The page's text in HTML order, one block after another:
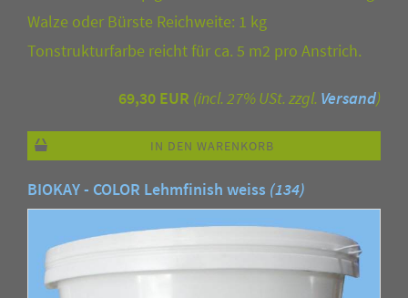
Walze oder Bürste Reichweite: 1 kg
Tonstrukturfarbe reicht für ca. 5 m2 pro Anstrich.
69,30 EUR (incl. 27% USt. zzgl. Versand)
IN DEN WARENKORB
BIOKAY - COLOR Lehmfinish weiss (134)